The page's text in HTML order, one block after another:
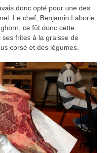
donc opté pour une des
Le chef, Benjamin Laborie,
ce fût donc cette
frites à la graisse de
corsé et des légumes.